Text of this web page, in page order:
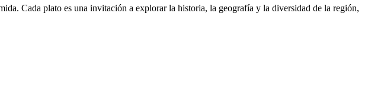
Cada plato es una invitación a explorar la historia, la geografía y la diversidad de la región,